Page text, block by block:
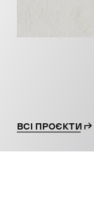
ВСІ ПРОЄКТИ